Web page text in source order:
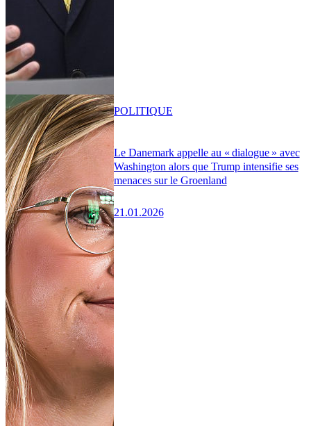
Le Danemark appelle au « dialogue » avec
Washington alors que Trump intensifie ses
menaces sur le Groenland
21.01.2026
POLITIQUE